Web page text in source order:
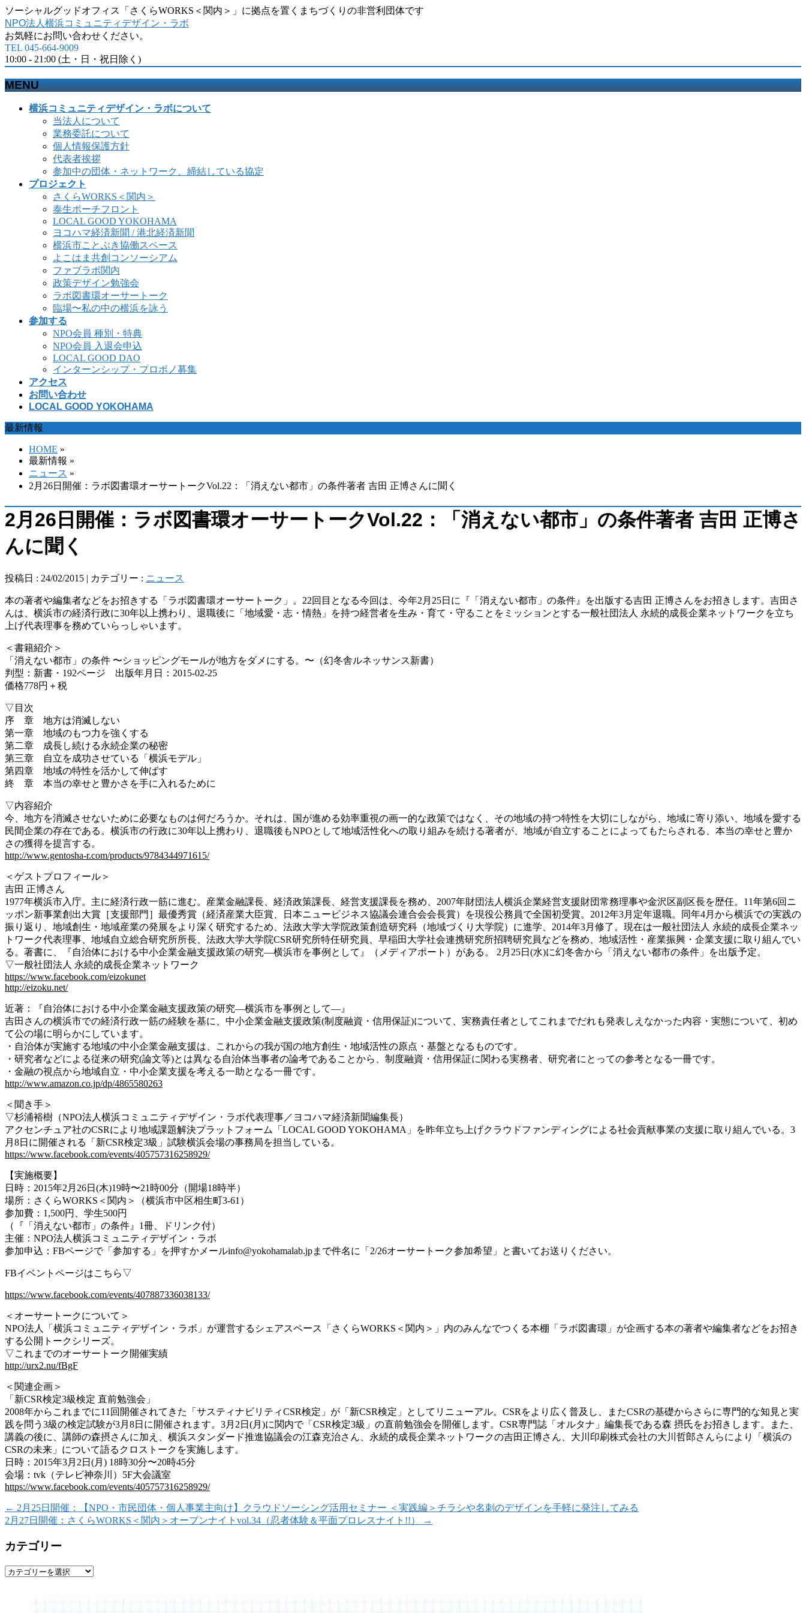
ソーシャルグッドオフィス「さくらWORKS＜関内＞」に拠点を置くまちづくりの非営利団体です
NPO法人横浜コミュニティデザイン・ラボ
お気軽にお問い合わせください。
TEL 045-664-9009
10:00 - 21:00 (土・日・祝日除く)
MENU
横浜コミュニティデザイン・ラボについて
当法人について
業務委託について
個人情報保護方針
代表者挨拶
参加中の団体・ネットワーク、締結している協定
プロジェクト
さくらWORKS＜関内＞
泰生ポーチフロント
LOCAL GOOD YOKOHAMA
ヨコハマ経済新聞 / 港北経済新聞
横浜市ことぶき協働スペース
よこはま共創コンソーシアム
ファブラボ関内
政策デザイン勉強会
ラボ図書環オーサートーク
臨場〜私の中の横浜を詠う
参加する
NPO会員 種別・特典
NPO会員 入退会申込
LOCAL GOOD DAO
インターンシップ・プロボノ募集
アクセス
お問い合わせ
LOCAL GOOD YOKOHAMA
最新情報
HOME »
最新情報 »
ニュース »
2月26日開催：ラボ図書環オーサートークVol.22：「消えない都市」の条件著者 吉田 正博さんに聞く
2月26日開催：ラボ図書環オーサートークVol.22：「消えない都市」の条件著者 吉田 正博さ
んに聞く
投稿日 : 24/02/2015 | カテゴリー : ニュース
本の著者や編集者などをお招きする「ラボ図書環オーサー トーク」。22回目となる今回は、今年2月25日に『「 消えない都市」の条件』を出版する吉田 正博さんをお招きします。吉田さ
んは、横浜市の経済行政に30年以上携わり、退職後に「地域愛・志・情熱」を持つ経営者を生み・育て・守ることをミッションとする一般社団法人 永続的成長企業ネットワークを立ち
上げ代表理事を務めていらっしゃいます。
＜書籍紹介＞
「消えない都市」の条件 〜ショッピングモールが地方をダメにする。〜（幻冬舎ルネッサンス新書）
判型：新書・192ページ 出版年月日：2015-02-25
価格778円＋税
▽目次
序 章 地方は消滅しない
第一章 地域のもつ力を強くする
第二章 成長し続ける永続企業の秘密
第三章 自立を成功させている「横浜モデル」
第四章 地域の特性を活かして伸ばす
終 章 本当の幸せと豊かさを手に入れるために
▽内容紹介
今、地方を消滅させないために必要なものは何だろうか。 それは、国が進める効率重視の画一的な政策ではなく、その地域の持つ特性を大切にしながら、地域に寄り添い、地域を愛する
民間企業の存在である。横浜市の行政に30年以上携わり、退職後もNPOとして地域活性化への取り組みを続ける著者が、地域が自立することによってもたらされる、本当の幸せと豊か
さの獲得を提言する。
http://www.gentosha-r.com/products/9784344971615/
＜ゲストプロフィール＞
吉田 正博さん
1977年横浜市入庁。主に経済行政一筋に進む。産業金融課長、経済政策課長、経営支援課長を務め、2007年財団法人横浜企業経営支援財団常務理事や金沢区副区長を歴任。11年第6回ニ
ッポン新事業創出大賞［支援部門］ 最優秀賞（経済産業大臣賞、日本ニュービジネス協議会連合会会長賞）を現役公務員で全国初受賞。2012年3月 定年退職。同年4月から横浜での実践の
振り返り、地域創生・地域産業の発展をより深く研究するため、法政大学大学院政策創造研究科（地域づくり大学院）に進学、2014年3月修了。現在は一般社団法人 永続的成長企業ネッ
トワーク代表理事、地域自立総合研究所所長、法政大学大学院CSR研究所特任研究員、早稲田 大学社会連携研究所招聘研究員などを務め、地域活性・産業振興・企業支援に取り組んでい
る。著書に、『自治体における中小企業金融支援政策の研究―横浜市を事例として 』（メディアポート）がある。 2月25日(水)に幻冬舎から「消えない都市の条件」を出版予定。
▽一般社団法人 永続的成長企業ネットワーク
https://www.facebook.com/eizokunet
http://eizoku.net/
近著：『自治体における中小企業金融支援政策の研究―横浜市を事例として―』
吉田さんの横浜市での経済行政一筋の経験を基に、中小企業金融支援政策(制度融資・信用保証)について、実務責任者としてこれまでだれも発表しえなかった内容・実態について、初め
て公の場に明らかにしています。
・自治体が実施する地域の中小企業金融支援は、これからの我が国の地方創生・地域活性の原点・基盤となるものです。
・研究者などによる従来の研究(論文等)とは異なる自治体当事者の論考であることから、制度融資・信用保証に関わる実務者、研究者にとっての参考となる一冊です。
・金融の視点から地域自立・中小企業支援を考える一助と なる一冊です。
http://www.amazon.co.jp/dp/4865580263
＜聞き手＞
▽杉浦裕樹（NPO法人横浜コミュニティデザイン・ラボ代表理事／ヨコハマ経済新聞編集長）
アクセンチュア社のCSRにより地域課題解決プラットフ ォーム「LOCAL GOOD YOKOHAMA」を昨年立ち上げクラウドファンディングによる社会貢献事業の支援に取り組んでいる。3
月8日 に開催される「新CSR検定3級」試験横浜会場の事務局を担当している。
https://www.facebook.com/events/405757316258929/
【実施概要】
日時：2015年2月26日(木)19時〜21時00分 （開場18時半）
場所：さくらWORKS＜関内＞（横浜市中区相生町3-61）
参加費：1,500円、学生500円
（『「消えない都市」の条件』1冊、ドリンク付）
主催：NPO法人横浜コミュニティデザイン・ラボ
参加申込：FBページで「参加する」を押すかメールinfo@yokohamalab.jpまで件名に「2/26オーサートーク参加希望」と書いてお送りください。
FBイベントページはこちら▽
https://www.facebook.com/events/407887336038133/
＜オーサートークについて＞
NPO法人「横浜コミュニティデザイン・ラボ」が運営するシェアスペース「さくらWORKS＜関内＞」内のみんなでつくる本棚「ラボ図書環」が企画する本の著者や編集者などをお招き
する公開トークシリーズ。
▽これまでのオーサートーク開催実績
http://urx2.nu/fBgF
＜関連企画＞
「新CSR検定3級検定 直前勉強会」
2008年からこれまでに11回開催されてきた「サステ ィナビリティCSR検定」が「新CSR検定」としてリニ ューアル。CSRをより広く普及し、またCSRの基礎からさらに専門的な知見と実
践を問う3級の検定試験が3月 8日に開催されます。3月2日(月)に関内で「CSR検定3級」の直前勉強会を開催します。CSR専門誌「オルタナ」編集長である森 摂氏をお招きします。また、
講義の後に、講師の森摂さんに加え、横浜スタンダード推進協議会の江森克治さん、永続的成長企業ネットワークの吉田正博さん、大川印刷株式会社の大川哲郎さんらにより「横浜の
CSRの未来」について語るクロストークを実施します。
日時：2015年3月2日(月) 18時30分〜20時45分
会場：tvk（テレビ神奈川）5F大会議室
https://www.facebook.com/events/405757316258929/
← 2月25日開催：【NPO・市民団体・個人事業主向け】クラウドソーシング活用セミナー ＜実践編＞チラシや名刺のデザインを手軽に発注してみる
2月27日開催：さくらWORKS＜関内＞オープンナイトvol.34（忍者体験＆平面プロレスナイト!!）
→
カテゴリー
カ